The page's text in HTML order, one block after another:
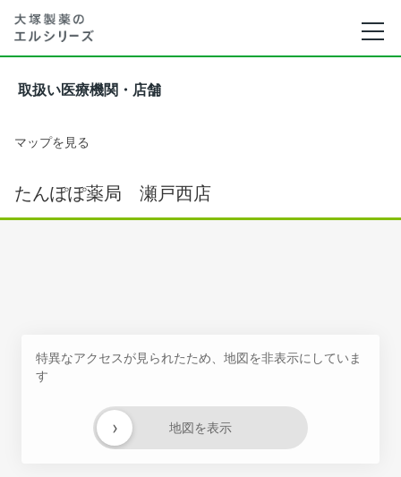
取扱い医療機関・店舗
マップを見る
たんぽぽ薬局 瀬戸西店
特異なアクセスが見られたため、地図を非表示にしていま
す
地図を表示
›